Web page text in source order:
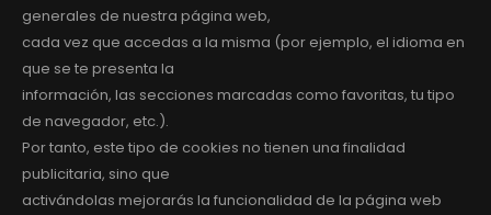
generales de nuestra página web,
cada vez que accedas a la misma (por ejemplo, el idioma en
que se te presenta la
información, las secciones marcadas como favoritas, tu tipo
de navegador, etc.).
Por tanto, este tipo de cookies no tienen una finalidad
publicitaria, sino que
activándolas mejorarás la funcionalidad de la página web